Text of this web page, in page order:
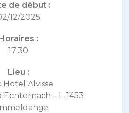
de début :
12/2025
Horaires :
17:30
Lieu :
Hotel Alvisse
– L-1453